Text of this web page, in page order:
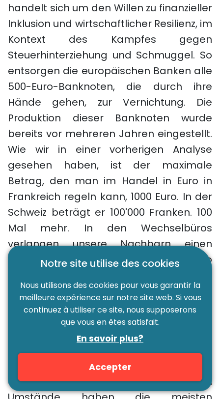
handelt sich um den Willen zu finanzieller
Inklusion und wirtschaftlicher Resilienz, im
Kontext des Kampfes gegen
Steuerhinterziehung und Schmuggel. So
entsorgen die europäischen Banken alle
500-Euro-Banknoten, die durch ihre
Hände gehen, zur Vernichtung. Die
Produktion dieser Banknoten wurde
bereits vor mehreren Jahren eingestellt.
Wie wir in einer vorherigen Analyse
gesehen haben, ist der maximale
Betrag, den man im Handel in Euro in
Frankreich regeln kann, 1000 Euro. In der
Schweiz beträgt er 100'000 Franken. 100
Mal mehr. In den Wechselbüros
verlangen unsere Nachbarn einen
Identitätsnachweis, sobald Sie 1000 Euro
umtauschen.
Der allgemeine Trend, sei es bei der
Nutzung von Euro, Schweizer Franken
oder den Währungen der nordischen
Länder, bleibt auf die Digitalisierung
ausgerichtet. Nur die geopolitischen
Notre site utilise des cookies
Nous utilisons des cookies pour vous garantir la
meilleure expérience sur notre site web. Si vous
continuez à utiliser ce site, nous supposerons
que vous en êtes satisfait.
En savoir plus?
Accepter